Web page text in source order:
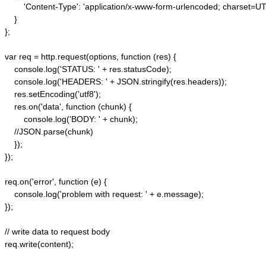
'Content-Type': 'application/x-www-form-urlencoded;
    }
};
var req = http.request(options, function (res) {
    console.log('STATUS: ' + res.statusCode);
    console.log('HEADERS: ' + JSON.stringify(res.headers));
    res.setEncoding('utf8');
    res.on('data', function (chunk) {
        console.log('BODY: ' + chunk);
    //JSON.parse(chunk)
    });
});
req.on('error', function (e) {
    console.log('problem with request: ' + e.message);
});
// write data to request body
req.write(content);